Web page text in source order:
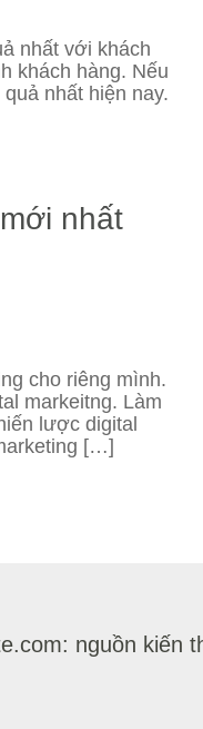
nhất với khách
khách hàng. Nếu
nhất hiện nay.
nhất
cho riêng mình.
markeitng. Làm
lược digital
[…]
nguồn